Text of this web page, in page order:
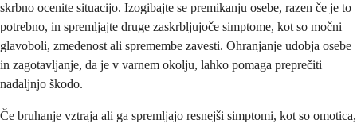
skrbno ocenite situacijo. Izogibajte se premikanju osebe, razen če je to
potrebno, in spremljajte druge zaskrbljujoče simptome, kot so močni
glavoboli, zmedenost ali spremembe zavesti. Ohranjanje udobja osebe
in zagotavljanje, da je v varnem okolju, lahko pomaga preprečiti
nadaljnjo škodo.
Če bruhanje vztraja ali ga spremljajo resnejši simptomi, kot so omotica,